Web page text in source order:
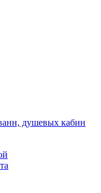
душевых кабин